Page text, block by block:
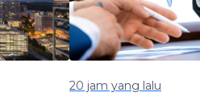
20 jam yang lalu